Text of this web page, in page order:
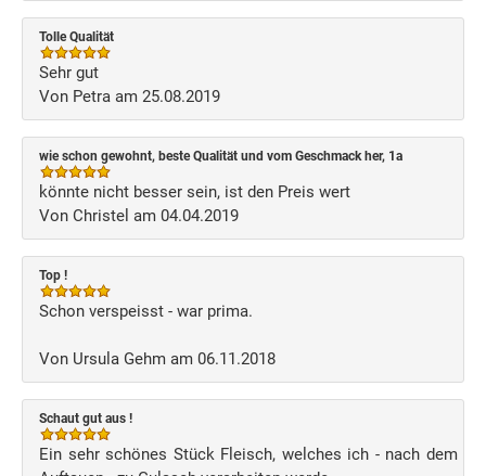
Tolle Qualität
Sehr gut
Von Petra am 25.08.2019
wie schon gewohnt, beste Qualität und vom Geschmack her, 1a
könnte nicht besser sein, ist den Preis wert
Von Christel am 04.04.2019
Top !
Schon verspeisst - war prima.
Von Ursula Gehm am 06.11.2018
Schaut gut aus !
Ein sehr schönes Stück Fleisch, welches ich - nach dem